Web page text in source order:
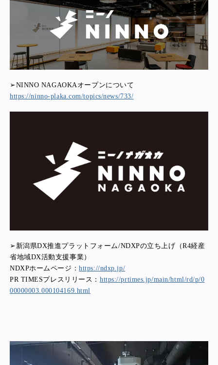
➢NINNO NAGAOKAオープンについて
https://ninno-plaka.com/topics/news/733/
➢新潟県DX推進プラットフォーム/NDXPの立ち上げ（R4経産
省地域DX活動支援事業）
NDXPホームページ：https://ndxp.jp/
PR TIMESプレスリリース： https://prtimes.jp/main/html/rd/p/0
00000003.000104169.html